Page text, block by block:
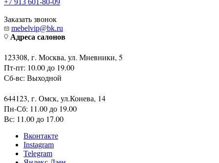
+7 913 601-80-09
Заказать звонок
mebelvip@bk.ru
Адреса салонов
123308, г. Москва, ул. Мневники, 5
Пт-пт: 10.00 до 19.00
Сб-вс: Выходной
644123, г. Омск, ул.Конева, 14
Пн-Сб: 11.00 до 19.00
Вс: 11.00 до 17.00
Вконтакте
Instagram
Telegram